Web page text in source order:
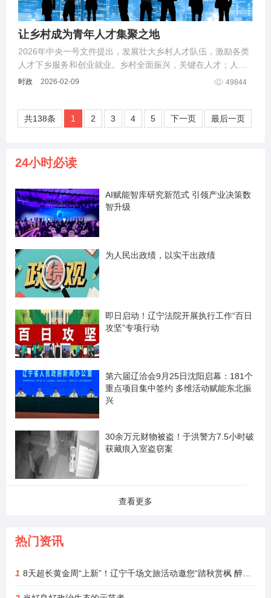
让乡村成为青年人才集聚之地
2026年中央一号文件提出，发展壮大乡村人才队伍，激励各类
人才下乡服务和创业就业。乡村全面振兴，关键在人才；人才
振兴，核心在青年。
时政 2026-02-09 49844
共138条 1 2 3 4 5 下一页 最后一页
24小时必读
AI赋能智库研究新范式 引领产业决策数
智升级
为人民出政绩，以实干出政绩
即日启动！辽宁法院开展执行工作“百日
攻坚”专项行动
第六届辽洽会9月25日沈阳启幕：181个
重点项目集中签约 多维活动赋能东北振
兴
30余万元财物被盗！于洪警方7.5小时破
获藏痕入室盗窃案
查看更多
热门资讯
1 8天超长黄金周“上新”！辽宁千场文旅活动邀您“踏秋赏枫 醉游山海”